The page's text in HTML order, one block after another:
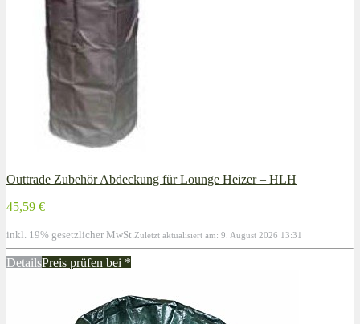
Outtrade Zubehör Abdeckung für Lounge Heizer – HLH
45,59 €
inkl. 19% gesetzlicher MwSt. Zuletzt aktualisiert am: 9. August 2026 13:31
DetailsPreis prüfen bei *